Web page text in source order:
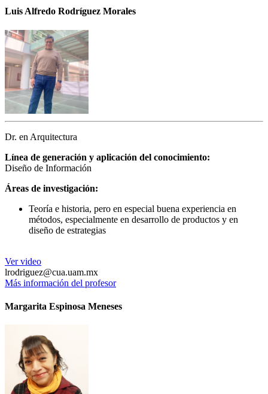
Luis Alfredo Rodríguez Morales
Dr. en Arquitectura
Línea de generación y aplicación del conocimiento:
Diseño de Información
Áreas de investigación:
Teoría e historia, pero en especial buena experiencia en
métodos, especialmente en desarrollo de productos y en
diseño de estrategias
Ver video
lrodriguez@cua.uam.mx
Más información del profesor
Margarita Espinosa Meneses